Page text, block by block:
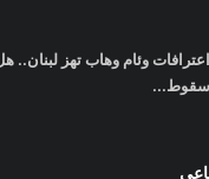
اعترافات وئام وهاب تهز لبنان..
سقوط...